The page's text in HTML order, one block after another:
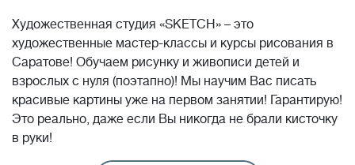
Художественная студия «SKETCH» – это
художественные мастер-классы и курсы рисования в
Саратове! Обучаем рисунку и живописи детей и
взрослых с нуля (поэтапно)! Мы научим Вас писать
красивые картины уже на первом занятии! Гарантирую!
Это реально, даже если Вы никогда не брали кисточку
в руки!